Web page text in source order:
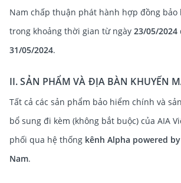
Nam chấp thuận phát hành hợp đồng bảo
trong khoảng thời gian từ ngày 23/05/2024
31/05/2024.
II. SẢN PHẨM VÀ ĐỊA BÀN KHUYẾN
Tất cả các sản phẩm bảo hiểm chính và
bổ sung đi kèm (không bắt buộc) của AIA
phối qua hệ thống kênh Alpha powered
Nam.